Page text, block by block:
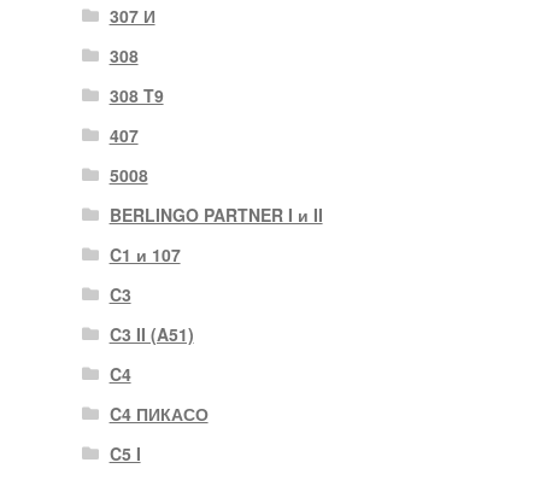
307 И
308
308 T9
407
5008
BERLINGO PARTNER I и II
C1 и 107
C3
C3 II (A51)
C4
C4 ПИКАСО
C5 I